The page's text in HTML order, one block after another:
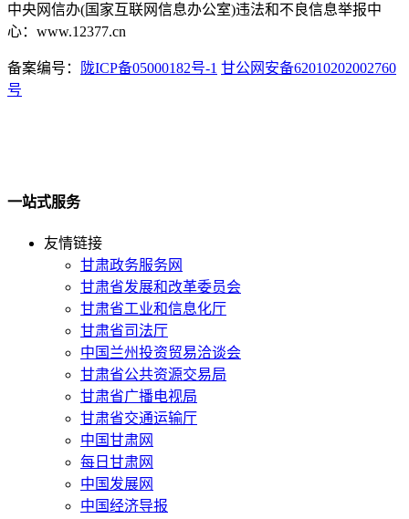
中央网信办(国家互联网信息办公室)违法和不良信息举报中
心：www.12377.cn
备案编号： 陇ICP备05000182号-1 甘公网安备62010202002760
号
一站式服务
友情链接
甘肃政务服务网
甘肃省发展和改革委员会
甘肃省工业和信息化厅
甘肃省司法厅
中国兰州投资贸易洽谈会
甘肃省公共资源交易局
甘肃省广播电视局
甘肃省交通运输厅
中国甘肃网
每日甘肃网
中国发展网
中国经济导报